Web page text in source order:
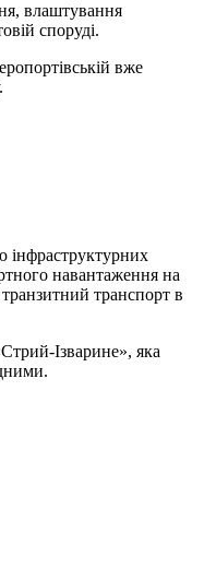
влаштування
споруді.
вже
інфраструктурних
навантаження на
транспорт в
Ізварине», яка